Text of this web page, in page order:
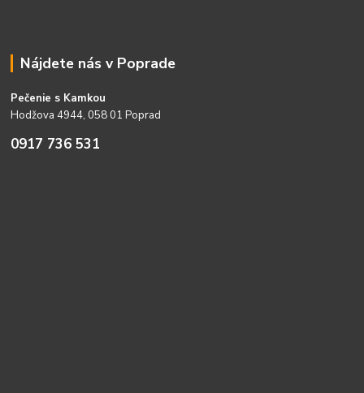
Nájdete nás v Poprade
Pečenie s Kamkou
Hodžova 4944, 058 01 Poprad
0917 736 531